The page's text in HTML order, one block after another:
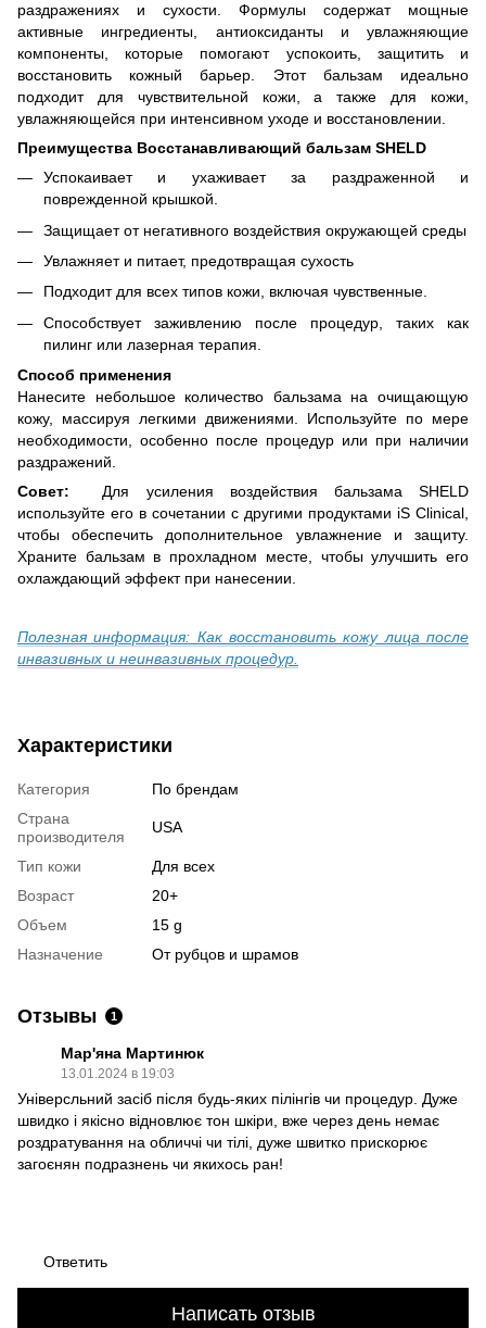
раздражениях и сухости. Формулы содержат мощные
активные ингредиенты, антиоксиданты и увлажняющие
компоненты, которые помогают успокоить, защитить и
восстановить кожный барьер. Этот бальзам идеально
подходит для чувствительной кожи, а также для кожи,
увлажняющейся при интенсивном уходе и восстановлении.
Преимущества Восстанавливающий бальзам SHELD
Успокаивает и ухаживает за раздраженной и
поврежденной крышкой.
Защищает от негативного воздействия окружающей среды
Увлажняет и питает, предотвращая сухость
Подходит для всех типов кожи, включая чувственные.
Способствует заживлению после процедур, таких как
пилинг или лазерная терапия.
Способ применения
Нанесите небольшое количество бальзама на очищающую
кожу, массируя легкими движениями. Используйте по мере
необходимости, особенно после процедур или при наличии
раздражений.
Совет: Для усиления воздействия бальзама SHELD
используйте его в сочетании с другими продуктами iS Clinical,
чтобы обеспечить дополнительное увлажнение и защиту.
Храните бальзам в прохладном месте, чтобы улучшить его
охлаждающий эффект при нанесении.
Полезная информация: Как восстановить кожу лица после
инвазивных и неинвазивных процедур.
Характеристики
Категория
По брендам
Страна
производителя
USA
Тип кожи
Для всех
Возраст
20+
Объем
15 g
Назначение
От рубцов и шрамов
Отзывы 1
Мар'яна Мартинюк
13.01.2024 в 19:03
Універсльний засіб після будь-яких пілінгів чи процедур. Дуже
швидко і якісно відновлює тон шкіри, вже через день немає
роздратування на обличчі чи тілі, дуже швитко прискорює
загоєнян подразнень чи якихось ран!
Ответить
Написать отзыв